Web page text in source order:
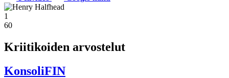
1
60
Kriitikoiden arvostelut
KonsoliFIN